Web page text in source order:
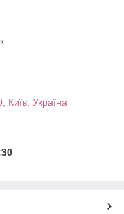
Київ, Україна